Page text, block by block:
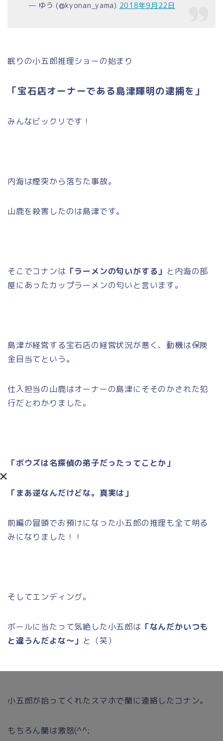
— ゆう (@kyonan_yama) 2018年9月22日
眠りの小五郎推理ショーの始まり
「宝石店オーナーである島津輝明の逮捕を」
みんなビックリです！
内海は煙突から落ちた事故。
山鹿を殺害したのは島津です。
そこでコナンは 「ラーメンの匂いがする」 と内海の部
屋にあったカップラーメンの匂いと言います。
島津が経営する宝石店の経営状況が悪く、動機は保険
金目当てという。
仕入担当の山鹿はオーナーの島津にそそのかされた犯
行だとわかりました。
「ボウズは名探偵の弟子だったってことか」
「まあ逆なんだけどな。真実は」
前編の冒頭でお預けになった小五郎の推理も全て明る
みになりました！！
そしてエンディング。
ボールに当たって気絶した小五郎は 「なんだかいつも
と違うんだよな～」 と（笑）
小五郎が拾ってくれたスマホで蘭に連絡したコナン。
もちろん蘭は激怒(^^;